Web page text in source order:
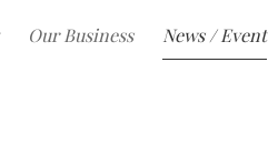
Our Business News / Event